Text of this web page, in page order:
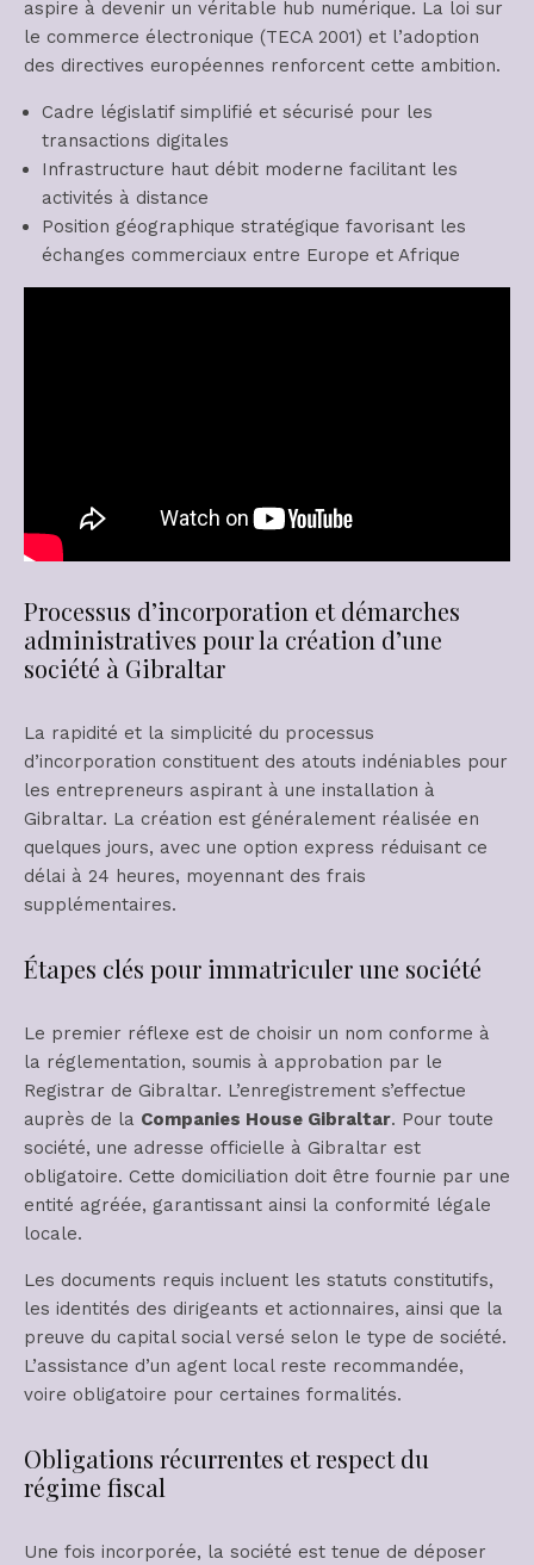
aspire à devenir un véritable hub numérique. La loi sur
le commerce électronique (TECA 2001) et l’adoption
des directives européennes renforcent cette ambition.
Cadre législatif simplifié et sécurisé pour les
transactions digitales
Infrastructure haut débit moderne facilitant les
activités à distance
Position géographique stratégique favorisant les
échanges commerciaux entre Europe et Afrique
Processus d’incorporation et démarches
administratives pour la création d’une
société à Gibraltar
La rapidité et la simplicité du processus
d’incorporation constituent des atouts indéniables pour
les entrepreneurs aspirant à une installation à
Gibraltar. La création est généralement réalisée en
quelques jours, avec une option express réduisant ce
délai à 24 heures, moyennant des frais
supplémentaires.
Étapes clés pour immatriculer une société
Le premier réflexe est de choisir un nom conforme à
la réglementation, soumis à approbation par le
Registrar de Gibraltar. L’enregistrement s’effectue
auprès de la Companies House Gibraltar. Pour toute
société, une adresse officielle à Gibraltar est
obligatoire. Cette domiciliation doit être fournie par une
entité agréée, garantissant ainsi la conformité légale
locale.
Les documents requis incluent les statuts constitutifs,
les identités des dirigeants et actionnaires, ainsi que la
preuve du capital social versé selon le type de société.
L’assistance d’un agent local reste recommandée,
voire obligatoire pour certaines formalités.
Obligations récurrentes et respect du
régime fiscal
Une fois incorporée, la société est tenue de déposer